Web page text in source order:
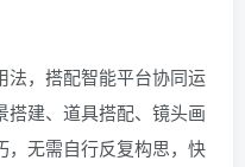
法，搭配智能平台协同运
搭建、道具搭配、镜头画
，无需自行反复构思，快